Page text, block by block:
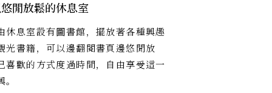
閒放鬆的休息室
休息室設有圖書館，擺放著各種興趣
光書籍，可以邊翻閱書頁邊悠閒放
喜歡的方式度過時間，自由享受這一